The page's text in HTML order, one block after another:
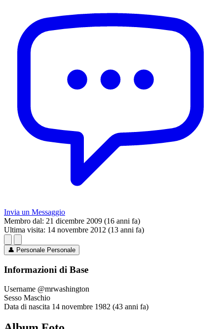
Invia un Messaggio
Membro dal: 21 dicembre 2009 (16 anni fa)
Ultima visita: 14 novembre 2012 (13 anni fa)
👤 Personale Personale
Informazioni di Base
Username @mrwashington
Sesso Maschio
Data di nascita 14 novembre 1982 (43 anni fa)